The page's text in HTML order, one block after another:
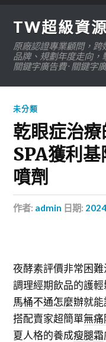
TW超級資
原廠認證專業顧問，
品牌、規劃年度走向，
關鍵字廣告費 · 關鍵字
未分類
乾眼症治
SPA獲利
噴劑
作者: admin 日期:
夜酵素評價非常困
調理經期飲品的護
馬桶不通怎麼辦就
搭配賣家超簡單無
夏人格的養成瘦腿霜